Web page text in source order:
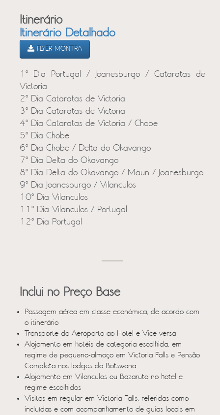
Itinerário
Itinerário Detalhado
FLYER MONTRA
1º Dia Portugal / Joanesburgo / Cataratas de
Victoria
2º Dia Cataratas de Victoria
3º Dia Cataratas de Victoria
4º Dia Cataratas de Victoria / Chobe
5º Dia Chobe
6º Dia Chobe / Delta do Okavango
7º Dia Delta do Okavango
8º Dia Delta do Okavango / Maun / Joanesburgo
9º Dia Joanesburgo / Vilanculos
10º Dia Vilanculos
11º Dia Vilanculos / Portugal
12º Dia Portugal
Inclui no Preço Base
Passagem aérea em classe económica, de acordo com
o itinerário
Transporte do Aeroporto ao Hotel e Vice-versa
Alojamento em hotéis de categoria escolhida, em
regime de pequeno-almoço em Victoria Falls e Pensão
Completa nos lodges do Botswana
Alojamento em Vilanculos ou Bazaruto no hotel e
regime escolhidos
Visitas em regular em Victoria Falls, referidas como
incluídas e com acompanhamento de guias locais em